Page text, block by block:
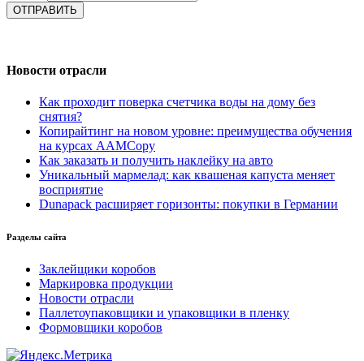
Новости отрасли
Как проходит поверка счетчика воды на дому без
снятия?
Копирайтинг на новом уровне: преимущества обучения
на курсах AAMCopy
Как заказать и получить наклейку на авто
Уникальный мармелад: как квашеная капуста меняет
восприятие
Dunapack расширяет горизонты: покупки в Германии
Разделы сайта
Заклейщики коробов
Маркировка продукции
Новости отрасли
Паллетоупаковщики и упаковщики в пленку
Формовщики коробов